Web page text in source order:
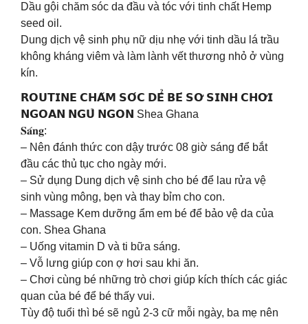
Dầu gội chăm sóc da đầu và tóc với tinh chất Hemp
seed oil.
Dung dịch vệ sinh phụ nữ dịu nhẹ với tinh dầu lá trầu
không kháng viêm và làm lành vết thương nhỏ ở vùng
kín.
𝗥𝗢𝗨𝗧𝗜𝗡𝗘 𝗖𝗛𝗔̆𝗠 𝗦𝗢́𝗖 𝗗𝗘̂̉ 𝗕𝗘́ 𝗦𝗢̛ 𝗦𝗜𝗡𝗛 𝗖𝗛𝗢̛𝗜
𝗡𝗚𝗢𝗔𝗡 𝗡𝗚𝗨̉ 𝗡𝗚𝗢𝗡 Shea Ghana
𝐒𝐚́𝐧𝐠:
– Nên đánh thức con dậy trước 08 giờ sáng để bắt
đầu các thủ tục cho ngày mới.
– Sử dụng Dung dịch vệ sinh cho bé để lau rửa vệ
sinh vùng mông, bẹn và thay bỉm cho con.
– Massage Kem dưỡng ẩm em bé để bảo vệ da của
con. Shea Ghana
– Uống vitamin D và ti bữa sáng.
– Vỗ lưng giúp con ợ hơi sau khi ăn.
– Chơi cùng bé những trò chơi giúp kích thích các giác
quan của bé để bé thấy vui.
Tùy độ tuổi thì bé sẽ ngủ 2-3 cữ mỗi ngày, ba mẹ nên